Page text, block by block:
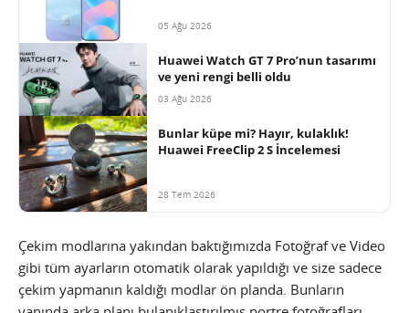
05 Ağu 2026
Huawei Watch GT 7 Pro’nun tasarımı
ve yeni rengi belli oldu
03 Ağu 2026
Bunlar küpe mi? Hayır, kulaklık!
Huawei FreeClip 2 S İncelemesi
28 Tem 2026
Çekim modlarına yakından baktığımızda Fotoğraf ve Video
gibi tüm ayarların otomatik olarak yapıldığı ve size sadece
çekim yapmanın kaldığı modlar ön planda. Bunların